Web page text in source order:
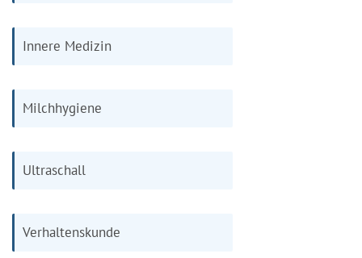
Innere Medizin
Milchhygiene
Ultraschall
Verhaltenskunde